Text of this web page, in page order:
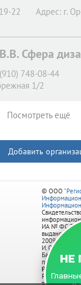
22 Адрес: г.
Сфера
748-08-44
1/2
Посмотреть ещё
Добавить
НЕ
© ООО
ИА № ФС
выдано
2009г.
И. О.
Баннеры на
правах
Реклама на
Рекламное
тел. 7-910-